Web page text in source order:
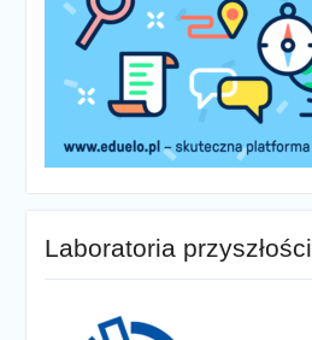
Laboratoria przyszłości